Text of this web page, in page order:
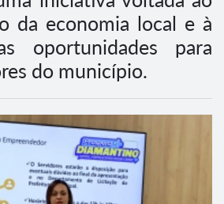
da economia local e à
oportunidades para
do município.